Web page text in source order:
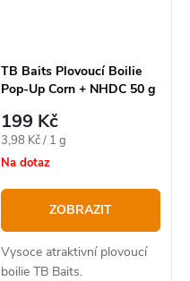
TB Baits Plovoucí Boilie
Pop-Up Corn + NHDC 50 g
199 Kč
Měrná
cena:
3,98 Kč / 1 g
Na dotaz
ZOBRAZIT
Vysoce atraktivní plovoucí
boilie TB Baits.